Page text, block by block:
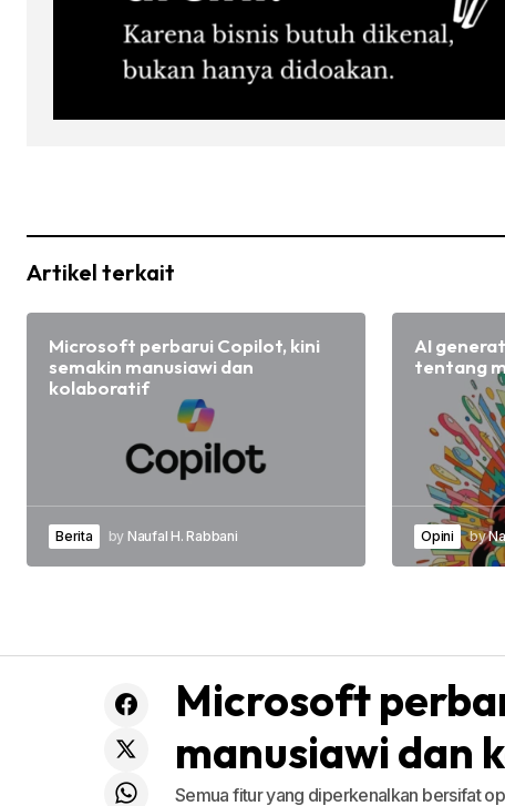
Artikel terkait
Microsoft perbarui Copilot, kini
semakin manusiawi dan
kolaboratif
Berita by Naufal H. Rabbani
AI
tentang
Opini by
Microsoft
manusiawi dan
Semua fitur yang diperkenalkan bersifat